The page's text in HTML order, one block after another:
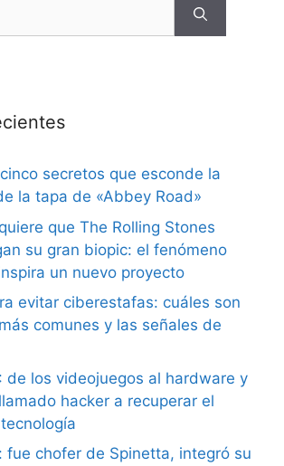
secretos que esconde la
la tapa de «Abbey Road»
que The Rolling Stones
su gran biopic: el fenómeno
un nuevo proyecto
evitar ciberestafas: cuáles son
comunes y las señales de
de los videojuegos al hardware y
hacker a recuperar el
fue chofer de Spinetta, integró su